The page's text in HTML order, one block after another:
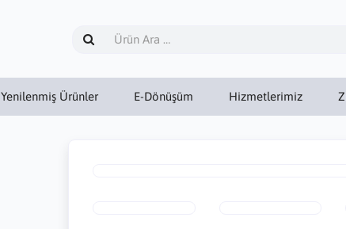
Yenilenmiş Ürünler E-Dönüşüm Hizmetlerimiz